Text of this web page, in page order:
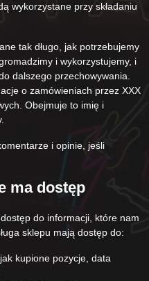
wykorzystane przy składaniu
tak długo, jak potrzebujemy
i wykorzystujemy, i
dalszego przechowywania.
o zamówieniach przez XXX
Obejmuje to imię i
i opinie, jeśli
ma dostęp
do informacji, które nam
sklepu mają dostęp do:
kupione pozycje, data